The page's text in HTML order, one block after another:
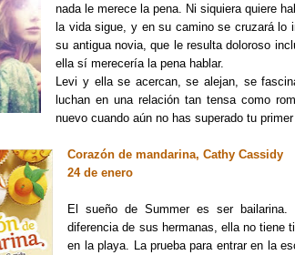
nada le merece la pena. Ni siquiera quiere
la vida sigue, y en su camino se cruzará lo
su antigua novia, que le resulta doloroso
ella sí merecería la pena hablar.
Levi y ella se acercan, se alejan, se
luchan en una relación tan tensa como
nuevo cuando aún no has superado tu
Corazón de mandarina, Cathy Cassidy
24 de enero
El sueño de Summer es ser
diferencia de sus hermanas, ella no tiene
en la playa. La prueba para entrar en la